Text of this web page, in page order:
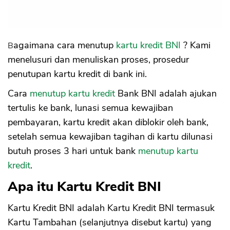
Bagaimana cara menutup kartu kredit BNI ? Kami
menelusuri dan menuliskan proses, prosedur
penutupan kartu kredit di bank ini.
Cara menutup kartu kredit Bank BNI adalah ajukan
tertulis ke bank, lunasi semua kewajiban
pembayaran, kartu kredit akan diblokir oleh bank,
setelah semua kewajiban tagihan di kartu dilunasi
butuh proses 3 hari untuk bank menutup kartu
kredit.
Apa itu Kartu Kredit BNI
Kartu Kredit BNI adalah Kartu Kredit BNI termasuk
Kartu Tambahan (selanjutnya disebut kartu) yang